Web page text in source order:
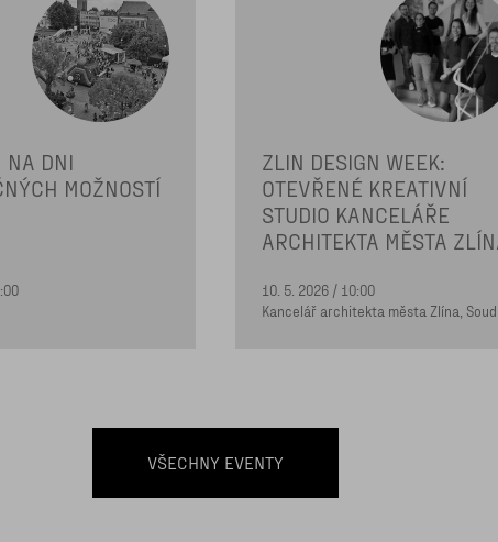
Galerie Na Schodech
NA DNI
MOŽNOSTÍ
ZLIN DESIGN WEEK:
OTEVŘENÉ KREATIVNÍ
STUDIO KANCELÁŘE
ARCHITEKTA MĚSTA
10. 5. 2026 / 10:00
Kancelář architekta města Zlína,
VŠECHNY EVENTY